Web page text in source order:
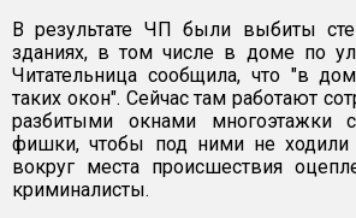
В результате ЧП были выбиты
зданиях, в том числе в доме по
Читательница сообщила, что "в
таких окон". Сейчас там работают
разбитыми окнами многоэтажки
фишки, чтобы под ними не ходили
вокруг места происшествия
криминалисты.